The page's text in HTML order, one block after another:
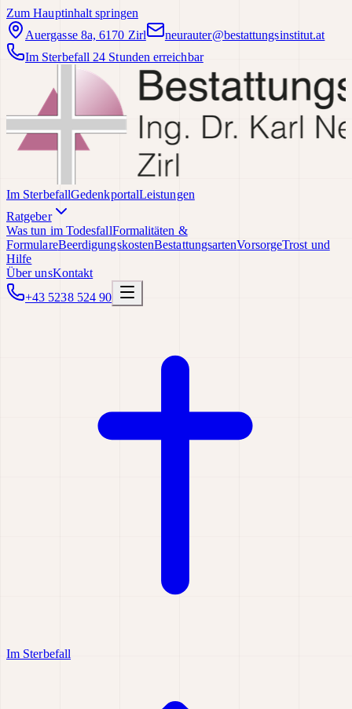
Zum Hauptinhalt springen
Auergasse 8a, 6170 Zirl
neurauter@bestattungsinstitut.at
Im Sterbefall 24 Stunden erreichbar
Im SterbefallGedenkportalLeistungen
Ratgeber
Was tun im TodesfallFormalitäten &
FormulareBeerdigungskostenBestattungsartenVorsorgeTrost und
Hilfe
Über unsKontakt
+43 5238 524 90
Im Sterbefall